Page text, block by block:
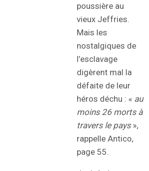
poussière au
vieux Jeffries.
Mais les
nostalgiques de
l’esclavage
digèrent mal la
défaite de leur
héros déchu : « au
moins 26 morts à
travers le pays»,
rappelle Antico,
page 55.